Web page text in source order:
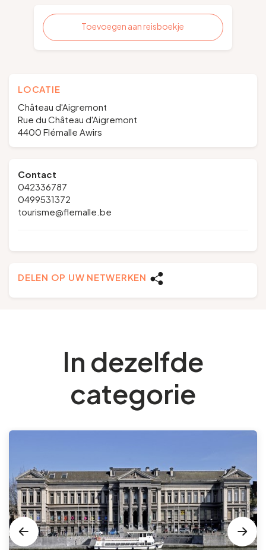
Toevoegen aan reisboekje
LOCATIE
Château d'Aigremont
Rue du Château d'Aigremont
4400 Flémalle Awirs
Contact
042336787
0499531372
tourisme@flemalle.be
DELEN OP UW NETWERKEN
In dezelfde
categorie